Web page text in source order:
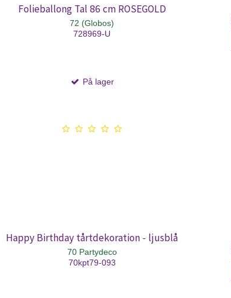
Folieballong Tal 86 cm ROSEGOLD
72 (Globos)
728969-U
På lager
Happy Birthday tårtdekoration - ljusblå
70 Partydeco
70kpt79-093